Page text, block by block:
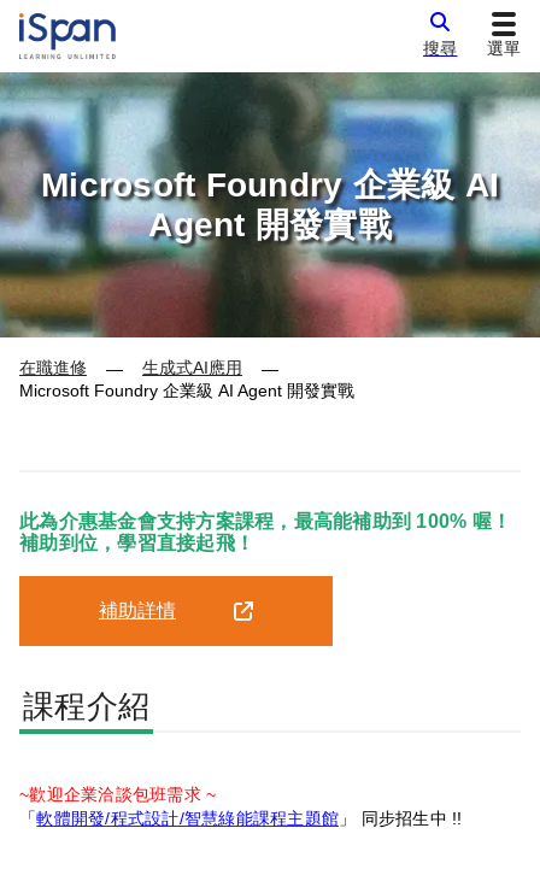
搜尋 選單
Microsoft Foundry 企業級 AI
Agent 開發實戰
在職進修 — 生成式AI應用
—
Microsoft Foundry 企業級 AI Agent 開發實戰
此為介惠基金會支持方案課程，最高能補助到 100% 喔！
補助到位，學習直接起飛！
補助詳情
課程介紹
~歡迎企業洽談包班需求 ~
「軟體開發/程式設計/智慧綠能課程主題館 」 同步招生中 !!